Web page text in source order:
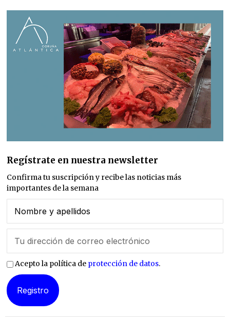
Regístrate en nuestra newsletter
Confirma tu suscripción y recibe las noticias más
importantes de la semana
Acepto la política de protección de datos.